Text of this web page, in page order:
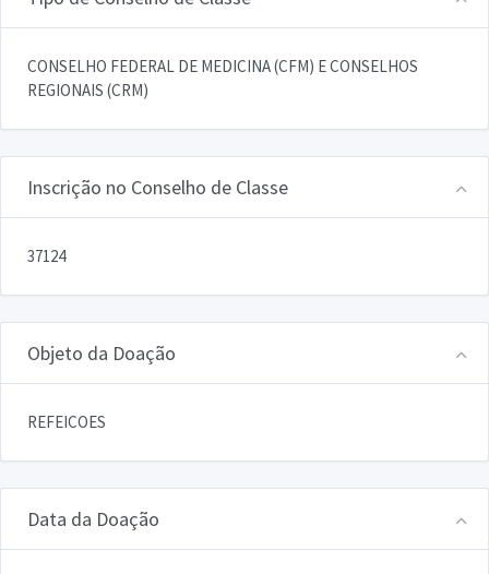
CONSELHO FEDERAL DE MEDICINA (CFM) E CONSELHOS
REGIONAIS (CRM)
Inscrição no Conselho de Classe
37124
Objeto da Doação
REFEICOES
Data da Doação